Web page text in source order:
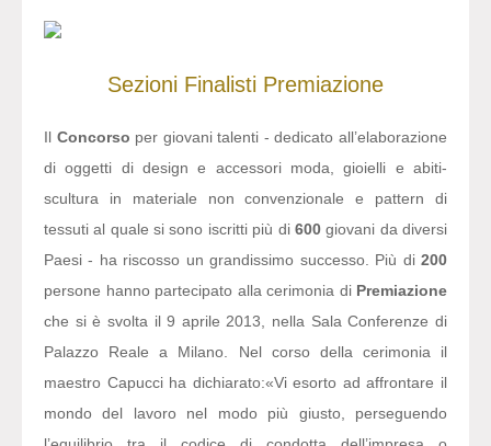
Sezioni Finalisti Premiazione
Il Concorso per giovani talenti - dedicato all’elaborazione
di oggetti di design e accessori moda, gioielli e abiti-
scultura in materiale non convenzionale e pattern di
tessuti al quale si sono iscritti più di 600giovani da diversi
Paesi - ha riscosso un grandissimo successo. Più di 200
persone hanno partecipato alla cerimonia di Premiazione
che si è svolta il 9 aprile 2013, nella Sala Conferenze di
Palazzo Reale a Milano. Nel corso della cerimonia il
maestro Capucci ha dichiarato:«Vi esorto ad affrontare il
mondo del lavoro nel modo più giusto, perseguendo